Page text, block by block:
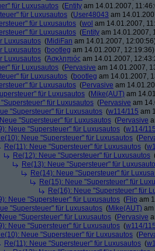
für Luxusautos (Entity am 14.01.2007,
für Luxusautos (User48043 am
für Luxusautos (wol am 14.01.2007,
für Luxusautos (Entity am 14.01.2007,
Luxusautos (MidiFan am 14.01.2007,
Luxusautos (bootleg am 14.01.2007, 12:19:36)
Luxusautos (Ἀσκληπιός am 14.01.2007,
für Luxusautos (Pervasive am 14.01.2007,
für Luxusautos (bootleg am 14.01.2007,
für Luxusautos (Pervasive am
für Luxusautos (Mike(AUT) am
für Luxusautos (Pervasive am
"Supersteuer" für Luxusautos (w114/115 am
"Supersteuer" für Luxusautos (Pervasive
Neue "Supersteuer" für Luxusautos (w114/
Neue "Supersteuer" für Luxusautos (
Re(11): Neue "Supersteuer" für Luxusautos (
Re(12): Neue "Supersteuer" für Luxusautos
Re(13): Neue "Supersteuer" für
Re(14): Neue "Supersteuer" für
Re(15): Neue "Supersteuer" für
Re(16): Neue "Supersteuer" für
Neue "Supersteuer" für Luxusautos (Flip am
"Supersteuer" für Luxusautos (Mike(AUT)
"Supersteuer" für Luxusautos (Pervasive
Neue "Supersteuer" für Luxusautos (w114/
Neue "Supersteuer" für Luxusautos (
Re(11): Neue "Supersteuer" für Luxusautos (